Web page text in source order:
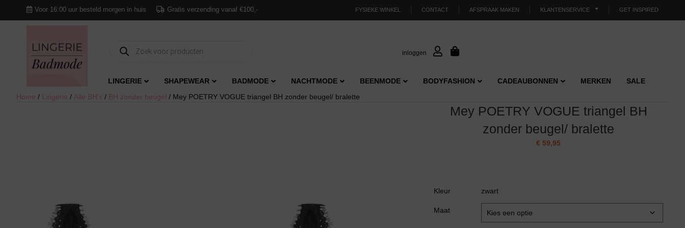
Voor 16:00 uur besteld morgen in huis Gratis verzending vanaf €100,- FYSIEKE WINKEL CONTACT AFSPRAAK MAKEN KLANTENSERVICE GET INSPIRED
Producten
zoeken
inloggen
LINGERIE SHAPEWEAR BADMODE NACHTMODE BEENMODE BODYFASHION CADEAUBONNEN MERKEN
SALE
Home / Lingerie / Alle BH's / BH zonder beugel / Mey POETRY VOGUE triangel BH zonder beugel/ bralette
Mey POETRY VOGUE triangel BH
zonder beugel/ bralette
€ 59,95
Kleur zwart
Maat